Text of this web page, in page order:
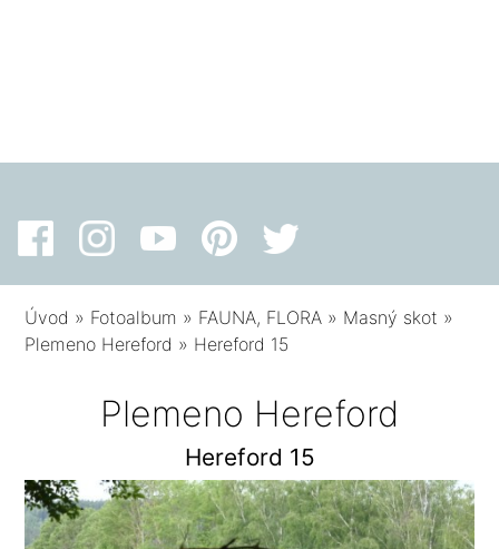
Úvod » Fotoalbum » FAUNA, FLORA » Masný skot »
Plemeno Hereford » Hereford 15
Plemeno Hereford
Hereford 15